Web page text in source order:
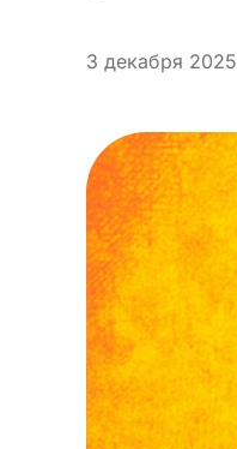
3 декабря 2025